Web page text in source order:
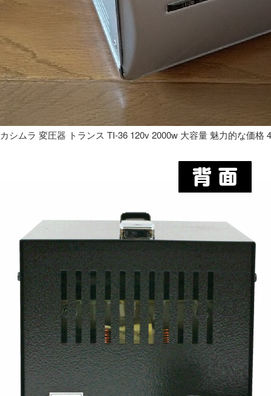
カシムラ 変圧器 トランス TI-36 120v 2000w 大容量 魅力的な価格